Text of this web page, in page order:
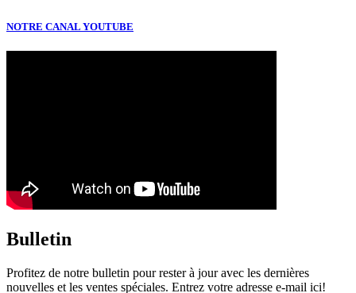
NOTRE CANAL YOUTUBE
Bulletin
Profitez de notre bulletin pour rester à jour avec les dernières
nouvelles et les ventes spéciales. Entrez votre adresse e-mail ici!